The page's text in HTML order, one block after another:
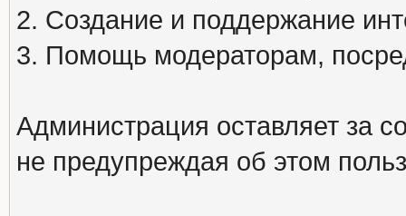
2. Создание и поддержание
3. Помощь модераторам,
Администрация оставляет за
не предупреждая об этом